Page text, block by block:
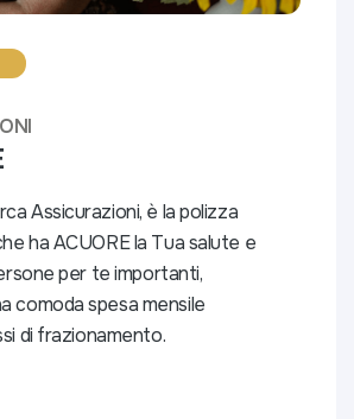
Assicurazioni, è la polizza
ha ACUORE la Tua salute e
per te importanti,
comoda spesa mensile
di frazionamento.